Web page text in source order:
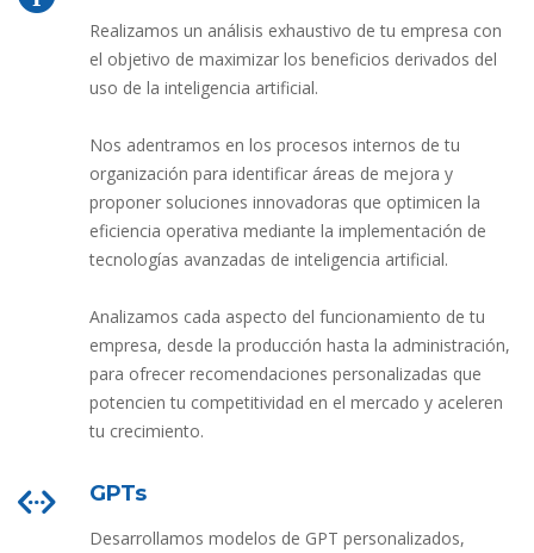
Realizamos un análisis exhaustivo de tu empresa con
el objetivo de maximizar los beneficios derivados del
uso de la inteligencia artificial.
Nos adentramos en los procesos internos de tu
organización para identificar áreas de mejora y
proponer soluciones innovadoras que optimicen la
eficiencia operativa mediante la implementación de
tecnologías avanzadas de inteligencia artificial.
Analizamos cada aspecto del funcionamiento de tu
empresa, desde la producción hasta la administración,
para ofrecer recomendaciones personalizadas que
potencien tu competitividad en el mercado y aceleren
tu crecimiento.
GPTs
Desarrollamos modelos de GPT personalizados,